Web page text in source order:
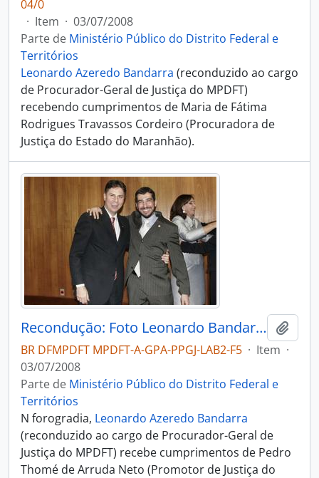
04/0
· Item · 03/07/2008
Parte de Ministério Público do Distrito Federal e
Territórios
Leonardo Azeredo Bandarra (reconduzido ao cargo
de Procurador-Geral de Justiça do MPDFT)
recebendo cumprimentos de Maria de Fátima
Rodrigues Travassos Cordeiro (Procuradora de
Justiça do Estado do Maranhão).
Recondução: Foto Leonardo Bandarra com Pedro Thomé de A. Neto
BR DFMPDFT MPDFT-A-GPA-PPGJ-LAB2-F5 · Item ·
03/07/2008
Parte de Ministério Público do Distrito Federal e
Territórios
N forogradia, Leonardo Azeredo Bandarra
(reconduzido ao cargo de Procurador-Geral de
Justiça do MPDFT) recebe cumprimentos de Pedro
Thomé de Arruda Neto (Promotor de Justiça do